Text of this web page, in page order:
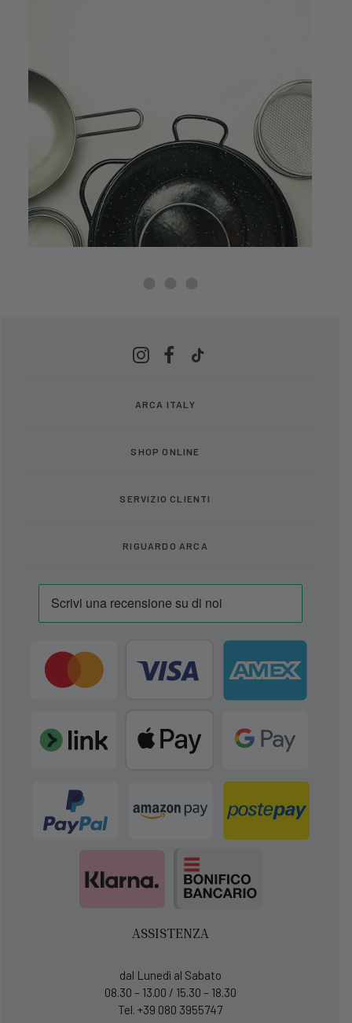
ARCA ITALY
SHOP ONLINE
SERVIZIO CLIENTI
RIGUARDO ARCA
ASSISTENZA
dal Lunedì al Sabato
08.30 – 13.00 / 15.30 – 18.30
Tel. +39 080 3955747